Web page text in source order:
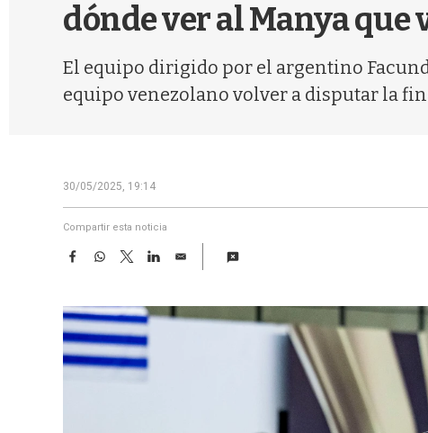
dónde ver al Manya que
El equipo dirigido por el argentino
equipo venezolano volver a disputar la
30/05/2025, 19:14
Compartir esta noticia
F
e
b
o
o
W
t
s
A
p
T
w
t
t
e
r
L
k
e
E
i
l